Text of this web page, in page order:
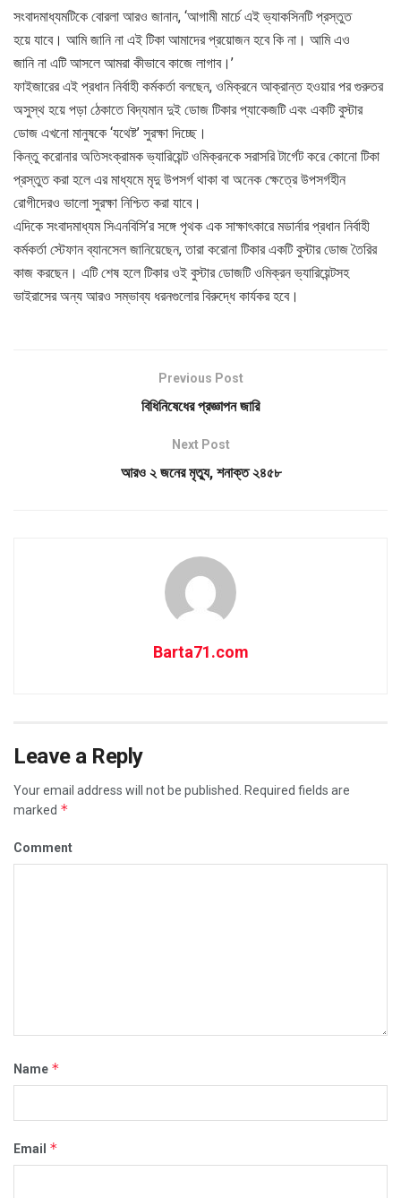
সংবাদমাধ্যমটিকে বোরলা আরও জানান, ‘আগামী মার্চে এই ভ্যাকসিনটি প্রস্তুত
হয়ে যাবে। আমি জানি না এই টিকা আমাদের প্রয়োজন হবে কি না। আমি এও
জানি না এটি আসলে আমরা কীভাবে কাজে লাগাব।’
ফাইজারের এই প্রধান নির্বাহী কর্মকর্তা বলছেন, ওমিক্রনে আক্রান্ত হওয়ার পর গুরুতর
অসুস্থ হয়ে পড়া ঠেকাতে বিদ্যমান দুই ডোজ টিকার প্যাকেজটি এবং একটি বুস্টার
ডোজ এখনো মানুষকে ‘যথেষ্ট’ সুরক্ষা দিচ্ছে।
কিন্তু করোনার অতিসংক্রামক ভ্যারিয়েন্ট ওমিক্রনকে সরাসরি টার্গেট করে কোনো টিকা
প্রস্তুত করা হলে এর মাধ্যমে মৃদু উপসর্গ থাকা বা অনেক ক্ষেত্রে উপসর্গহীন
রোগীদেরও ভালো সুরক্ষা নিশ্চিত করা যাবে।
এদিকে সংবাদমাধ্যম সিএনবিসি’র সঙ্গে পৃথক এক সাক্ষাৎকারে মডার্নার প্রধান নির্বাহী
কর্মকর্তা স্টেফান ব্যানসেল জানিয়েছেন, তারা করোনা টিকার একটি বুস্টার ডোজ তৈরির
কাজ করছেন। এটি শেষ হলে টিকার ওই বুস্টার ডোজটি ওমিক্রন ভ্যারিয়েন্টসহ
ভাইরাসের অন্য আরও সম্ভাব্য ধরনগুলোর বিরুদ্ধে কার্যকর হবে।
Previous Post
বিধিনিষেধের প্রজ্ঞাপন জারি
Next Post
আরও ২ জনের মৃত্যু, শনাক্ত ২৪৫৮
Barta71.com
Leave a Reply
Your email address will not be published. Required fields are
marked *
Comment
Name *
Email *